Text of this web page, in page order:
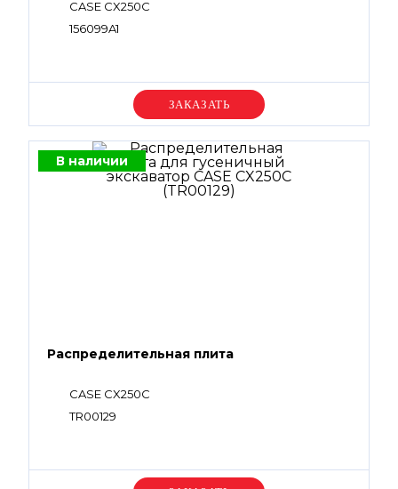
CASE CX250С
156099A1
Уточняйте цену
В наличии
Распределительная плита
CASE CX250С
TR00129